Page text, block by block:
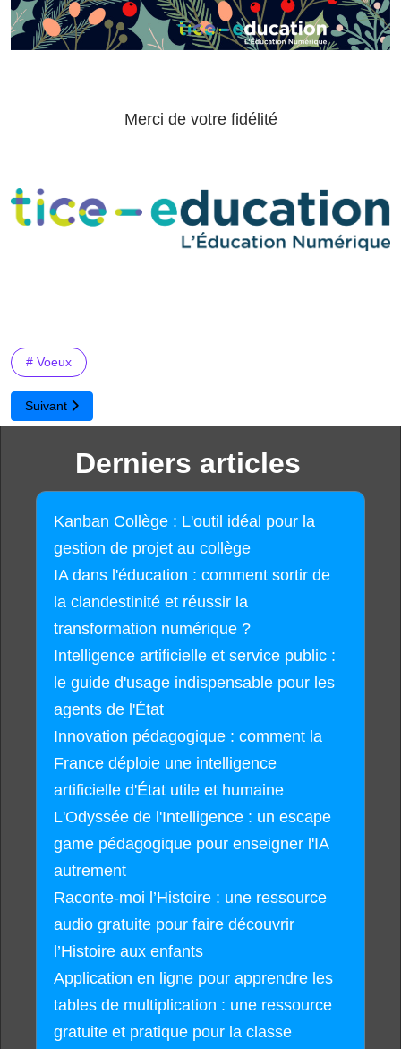
Merci de votre fidélité
# Voeux
Article suivant : Bonnes vacances
Suivant
Derniers articles
Kanban Collège : L'outil idéal pour la
gestion de projet au collège
IA dans l'éducation : comment sortir de
la clandestinité et réussir la
transformation numérique ?
Intelligence artificielle et service public :
le guide d'usage indispensable pour les
agents de l'État
Innovation pédagogique : comment la
France déploie une intelligence
artificielle d'État utile et humaine
L'Odyssée de l'Intelligence : un escape
game pédagogique pour enseigner l'IA
autrement
Raconte-moi l’Histoire : une ressource
audio gratuite pour faire découvrir
l’Histoire aux enfants
Application en ligne pour apprendre les
tables de multiplication : une ressource
gratuite et pratique pour la classe